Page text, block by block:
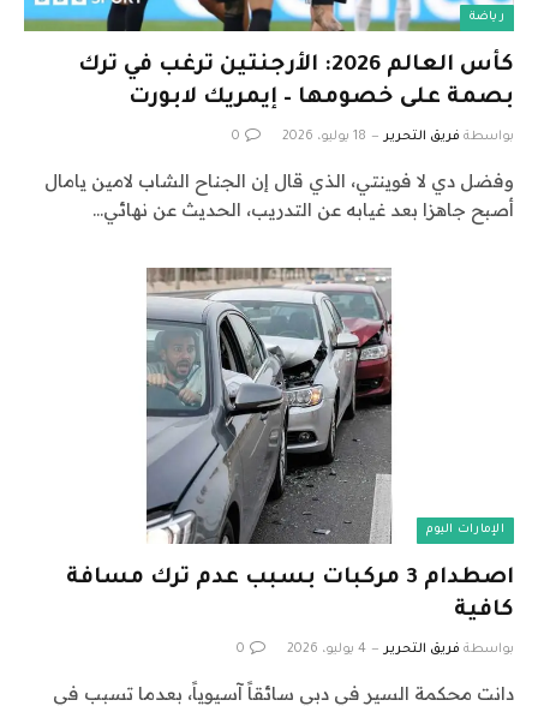
رياضة
كأس العالم 2026: الأرجنتين ترغب في ترك
بصمة على خصومها – إيمريك لابورت
بواسطة فريق التحرير 18 يوليو، 2026 0
وفضل دي لا فوينتي، الذي قال إن الجناح الشاب لامين يامال
أصبح جاهزا بعد غيابه عن التدريب، الحديث عن نهائي…
الإمارات اليوم
اصطدام 3 مركبات بسبب عدم ترك مسافة
كافية
بواسطة فريق التحرير 4 يوليو، 2026 0
دانت محكمة السير في دبي سائقاً آسيوياً، بعدما تسبب في